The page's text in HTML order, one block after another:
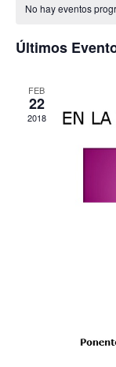
fecha.
de
Eventos
No hay eventos
Últimos
FEB
22
2018